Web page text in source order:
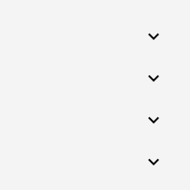
expand_more
expand_more
expand_more
expand_more